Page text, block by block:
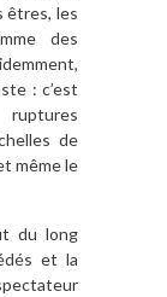
êtres, les
des
: c’est
de
même le
du long
et la